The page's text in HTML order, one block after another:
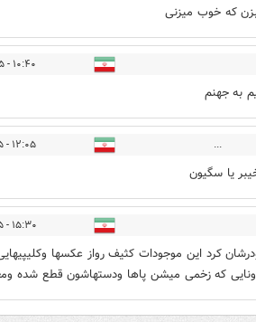
بزن که خوب میزنی
۱۰:۴۰ - ۱۴۰۵/۰۳/۲۵
به جهنم
... ۱۲:۰۵ - ۱۴۰۵/۰۳/۲۵
یا سگیون
۱۵:۳۰ - ۱۴۰۵/۰۳/۲۵
کرد این موجودات کثیف رواز عکسها
که زخمی میشن پاها ودستهاشون قطع شده